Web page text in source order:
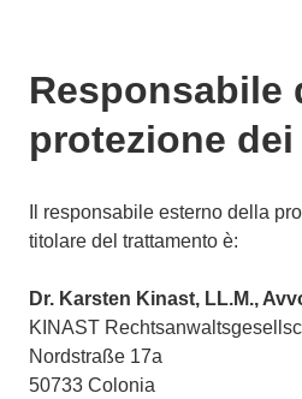
Responsabile
protezione
Il responsabile esterno della
titolare del trattamento è:
Dr. Karsten Kinast, LL.M.,
KINAST
Nordstraße 17a
50733 Colonia